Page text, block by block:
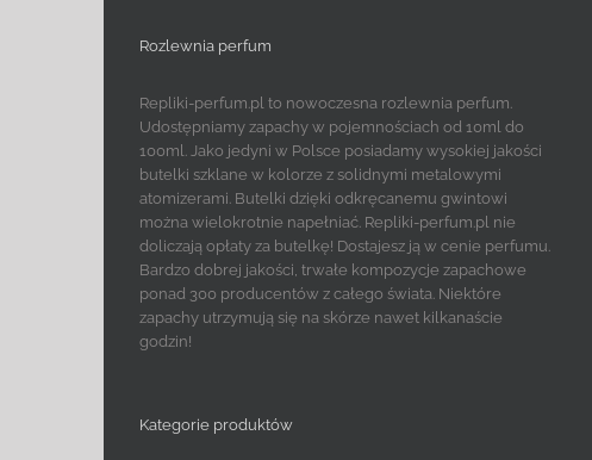
Rozlewnia perfum
Repliki-perfum.pl to nowoczesna rozlewnia perfum.
Udostępniamy zapachy w pojemnościach od 10ml do
100ml. Jako jedyni w Polsce posiadamy wysokiej jakości
butelki szklane w kolorze z solidnymi metalowymi
atomizerami. Butelki dzięki odkręcanemu gwintowi
można wielokrotnie napełniać. Repliki-perfum.pl nie
doliczają opłaty za butelkę! Dostajesz ją w cenie perfumu.
Bardzo dobrej jakości, trwałe kompozycje zapachowe
ponad 300 producentów z całego świata. Niektóre
zapachy utrzymują się na skórze nawet kilkanaście
godzin!
Kategorie produktów